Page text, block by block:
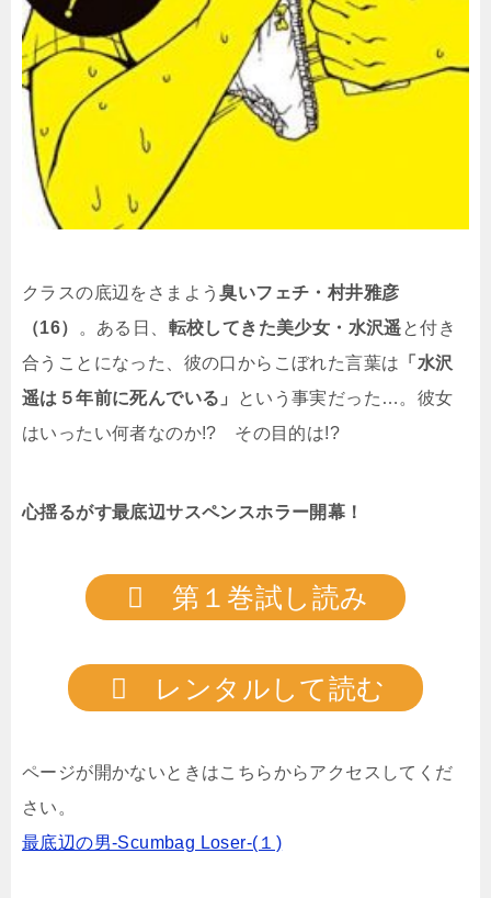
クラスの底辺をさまよう臭いフェチ・村井雅彦
（16）
。ある日、 転校してきた美少女・水沢遥と付き
合うことになった、彼の口からこぼれた言葉は 「水沢
遥は５年前に死んでいる」
という事実だった…。彼女
はいったい何者なのか!? その目的は!?
心揺るがす最底辺サスペンスホラー開幕！
第１巻試し読み
レンタルして読む
ページが開かないときはこちらからアクセスしてくだ
さい。
最底辺の男-Scumbag Loser-(１)